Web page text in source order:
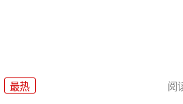
最热 阅